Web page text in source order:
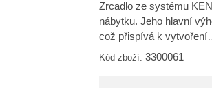
Zrcadlo ze systému
nábytku. Jeho hlavní
což přispívá k
Kód zboží: 3300061